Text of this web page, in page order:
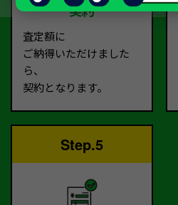
契約
査定額に
ご納得いただけました
ら、
契約となります。
Step.5